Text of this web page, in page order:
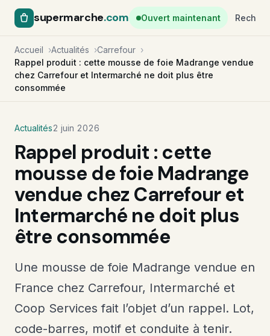
supermarche.com Ouvert maintenant
Accueil Actualités
Carrefour
Rappel produit : cette mousse de foie Madrange vendue
chez Carrefour et Intermarché ne doit plus être
consommée
Actualités2 juin 2026
Rappel produit : cette
mousse de foie Madrange
vendue chez Carrefour et
Intermarché ne doit plus
être consommée
Une mousse de foie Madrange vendue en
France chez Carrefour, Intermarché et
Coop Services fait l’objet d’un rappel. Lot,
code-barres, motif et conduite à tenir.